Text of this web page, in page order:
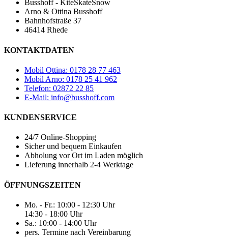
Busshoff - KiteSkateSnow
Arno & Ottina Busshoff
Bahnhofstraße 37
46414 Rhede
KONTAKTDATEN
Mobil Ottina: 0178 28 77 463
Mobil Arno: 0178 25 41 962
Telefon: 02872 22 85
E-Mail: info@busshoff.com
KUNDENSERVICE
24/7 Online-Shopping
Sicher und bequem Einkaufen
Abholung vor Ort im Laden möglich
Lieferung innerhalb 2-4 Werktage
ÖFFNUNGSZEITEN
Mo. - Fr.: 10:00 - 12:30 Uhr
14:30 - 18:00 Uhr
Sa.: 10:00 - 14:00 Uhr
pers. Termine nach Vereinbarung